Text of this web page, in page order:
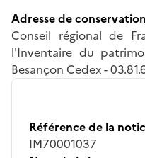
Adresse de
Conseil régional de
l'Inventaire du
Besançon Cedex -
Référence de la
IM70001037